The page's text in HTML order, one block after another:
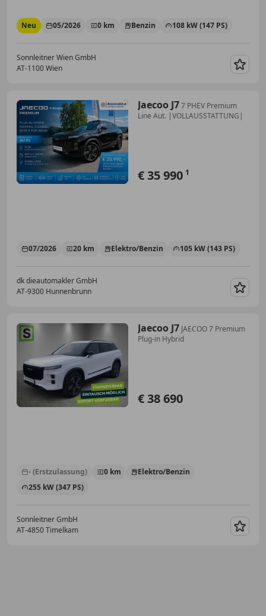
Neu 05/2026 0 km Benzin 108 kW (147 PS)
Sonnleitner Wien GmbH
AT-1100 Wien
Jaecoo J77 PHEV Premium
Line Aut. |VOLLAUSSTATTUNG|
€ 35 990 1
07/2026 20 km Elektro/Benzin 105 kW (143 PS)
dk dieautomakler GmbH
AT-9300 Hunnenbrunn
Jaecoo J7 JAECOO 7 Premium
Plug-in Hybrid
€ 38 690
- (Erstzulassung) 0 km
Elektro/Benzin
255 kW (347 PS)
Sonnleitner GmbH
AT-4850 Timelkam